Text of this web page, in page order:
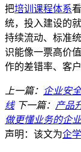
把培训课程体系
统，投入建设的
持续流动、标准
识能像一票高价
作的差错率、客
上一篇： 企业安
线 下一篇： 产品
做更懂业务的企
声明：该文为企